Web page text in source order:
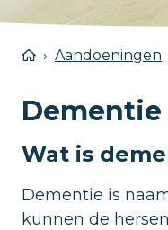
Aandoeningen
Dementie
Wat is
Dementie is
kunnen de